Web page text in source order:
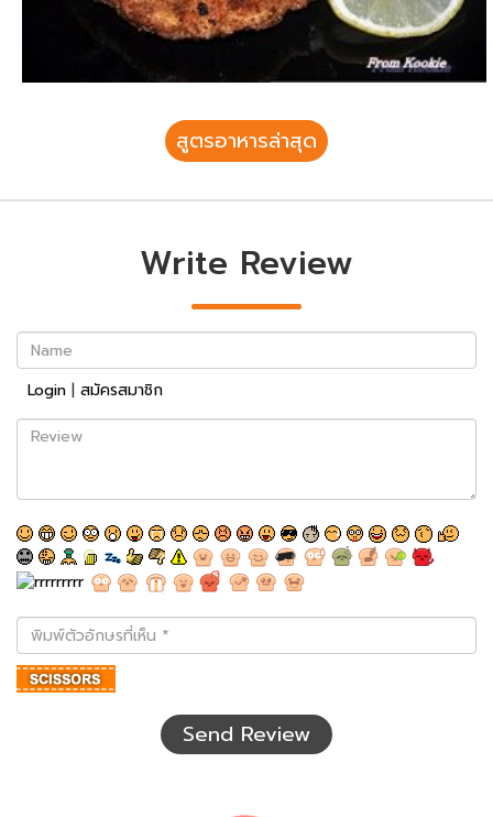
สูตรอาหารล่าสุด
Write Review
Name
Login | สมัครสมาชิก
Review
พิมพ์
ตัว
อักษร
ที่
Send Review